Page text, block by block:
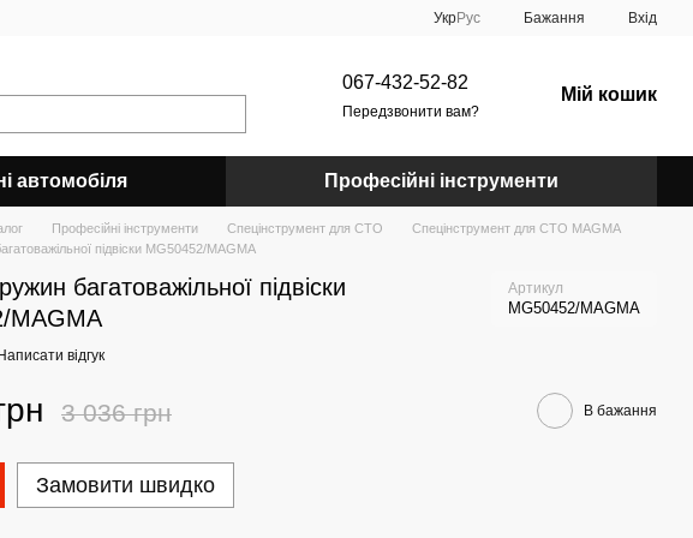
УкрРус Бажання Вхід
067-432-52-82
Передзвонити вам?
Мій кошик
автомобіля Професійні інструменти
Професійні інструменти Спецінструмент для СТО
Спецінструмент для СТО MAGMA
підвіски MG50452/MAGMA
багатоважільної підвіски
MAGMA
Артикул
MG50452/MAGMA
Написати відгук
3 036 грн В бажання
Замовити швидко